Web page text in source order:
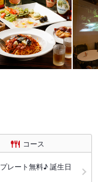
コース
レート無料♪ 誕生日